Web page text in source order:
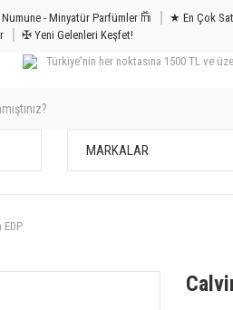
- Minyatür Parfümler 𐙏 ★ En Çok
✠ Yeni Gelenleri Keşfet!
Türkiye'nin her noktasına 1500 TL ve
MARKALAR